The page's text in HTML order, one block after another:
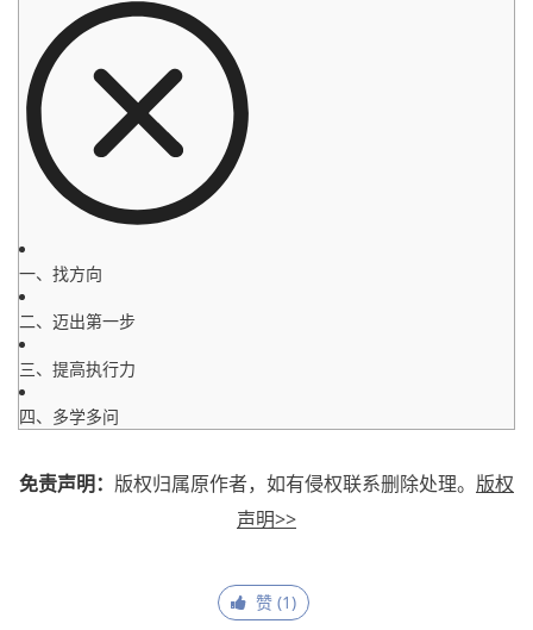
一、找方向
二、迈出第一步
三、提高执行力
四、多学多问
免责声明： 版权归属原作者，如有侵权联系删除处理。 版权
声明>>
赞 (1)